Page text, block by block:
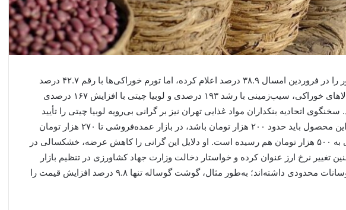
مرکز آمار ایران نرخ تورم عمومی کشور را در فروردین امسال ۳۸.۹ درصد اعلام کرده، اما تورم خوراکی‌ها با رقم ۴۲.۷ درصد
بالاتر از میانگین بوده است. در میان کالاهای خوراکی، سیب‌زمینی با رشد ۱۹۳ درصدی و لوبیا چیتی با افزایش ۱۶۷ درصدی
اتحادیه بنکداران مواد غذایی تهران نیز بر گرانی بی‌رویه لوبیا چیتی را تأیید
کرده و گفته درحالی‌که قیمت منطقی این محصول باید حدود ۲۰۰ هزار تومان باشد، در بازار عمده‌فروشی تا ۲۷۰ هزار تومان
معامله می‌شود و در خرده‌فروشی حتی به ۵۰۰ هزار تومان هم رسیده است. او دلایل این گرانی را کاهش عرضه، خشکسالی در
تغییر نرخ ارز عنوان کرده و خواستار دخالت وزارت جهاد کشاورزی در تنظیم بازار
شده است. در مقابل، مرغ و گوشت نوسانات محدودی داشته‌اند؛ به‌طور مثال، گوشت گوساله تنها ۹.۸ درصد افزایش قیمت را